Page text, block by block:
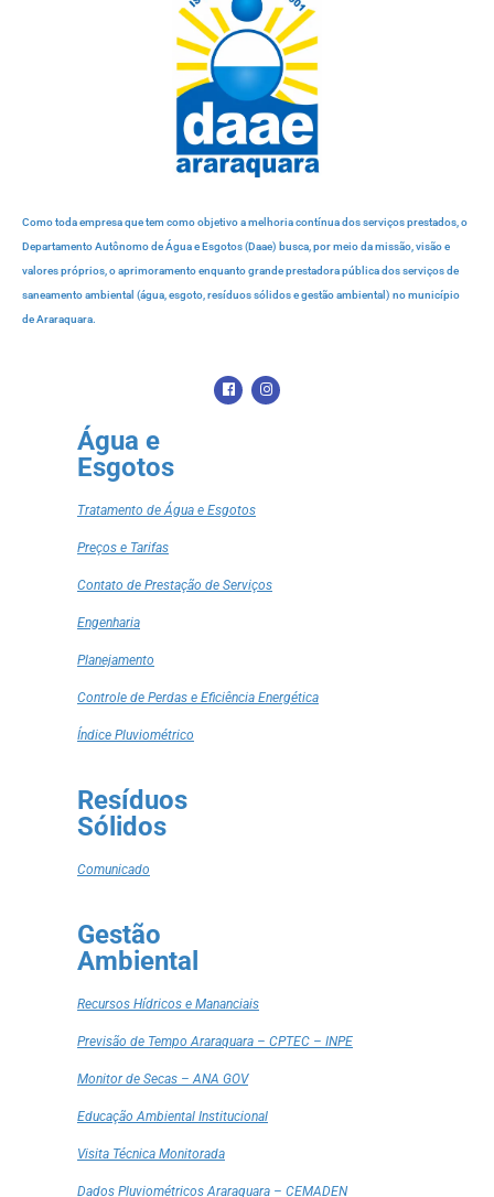
Como toda empresa que tem como objetivo a melhoria contínua dos serviços prestados, o
Departamento Autônomo de Água e Esgotos (Daae) busca, por meio da missão, visão e
valores próprios, o aprimoramento enquanto grande prestadora pública dos serviços de
saneamento ambiental (água, esgoto, resíduos sólidos e gestão ambiental) no município
de Araraquara.
Água e
Esgotos
Tratamento de Água e Esgotos
Preços e Tarifas
Contato de Prestação de Serviços
Engenharia
Planejamento
Controle de Perdas e Eficiência Energética
Índice Pluviométrico
Resíduos
Sólidos
Comunicado
Gestão
Ambiental
Recursos Hídricos e Mananciais
Previsão de Tempo Araraquara – CPTEC – INPE
Monitor de Secas – ANA GOV
Educação Ambiental Institucional
Visita Técnica Monitorada
Dados Pluviométricos Araraquara – CEMADEN